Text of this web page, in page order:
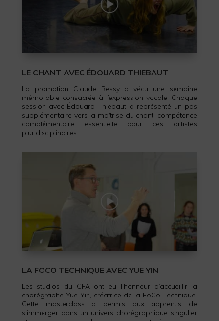
LE CHANT AVEC ÉDOUARD THIEBAUT
La promotion Claude Bessy a vécu une semaine
mémorable consacrée à l’expression vocale. Chaque
session avec Édouard Thiebaut a représenté un pas
supplémentaire vers la maîtrise du chant, compétence
complémentaire essentielle pour ces artistes
pluridisciplinaires.
LA FOCO TECHNIQUE AVEC YUE YIN
Les studios du CFA ont eu l’honneur d’accueillir la
chorégraphe Yue Yin, créatrice de la FoCo Technique.
Cette masterclass a permis aux apprentis de
s’immerger dans un univers chorégraphique singulier